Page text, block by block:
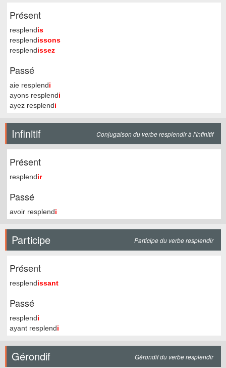
Présent
resplendis
resplendissons
resplendissez
Passé
aie resplendi
ayons resplendi
ayez resplendi
Infinitif Conjugaison du verbe resplendir à l'Infinitif
Présent
resplendir
Passé
avoir resplendi
Participe Participe du verbe resplendir
Présent
resplendissant
Passé
resplendi
ayant resplendi
Gérondif Gérondif du verbe resplendir